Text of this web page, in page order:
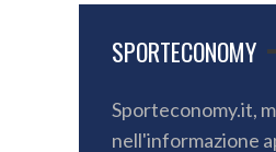
SPORTECONOMY
Sporteconomy.it,
nell'informazione